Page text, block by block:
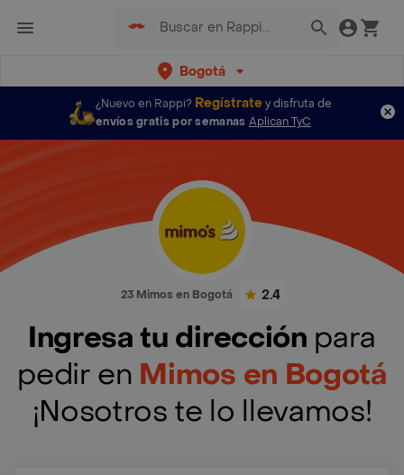
Bogotá
¿Nuevo en Rappi? Regístratey disfruta de
envíos gratis por semanas Aplican TyC
23 Mimos en Bogotá 2.4
Ingresa tu dirección para
pedir en Mimos en Bogotá
¡Nosotros te lo llevamos!